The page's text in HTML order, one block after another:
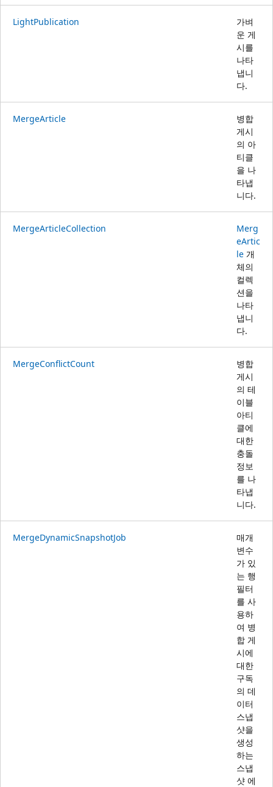
LightPublication
가벼
운 게
시를
나타
냅니
다.
MergeArticle
병합
게시
의 아
티클
을 나
타냅
니다.
MergeArticleCollection
Merg
eArtic
le 개
체의
컬렉
션을
나타
냅니
다.
MergeConflictCount
병합
게시
의 테
이블
아티
클에
대한
충돌
정보
를 나
타냅
니다.
MergeDynamicSnapshotJob
매개
변수
가 있
는 행
필터
를 사
용하
여 병
합 게
시에
대한
구독
의 데
이터
스냅
샷을
생성
하는
스냅
샷 에